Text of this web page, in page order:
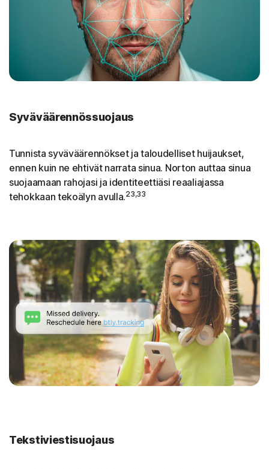
Syväväärennössuojaus
Tunnista syväväärennökset ja taloudelliset huijaukset,
ennen kuin ne ehtivät narrata sinua. Norton auttaa sinua
suojaamaan rahojasi ja identiteettiäsi reaaliajassa
tehokkaan tekoälyn avulla.23,33
Tekstiviestisuojaus